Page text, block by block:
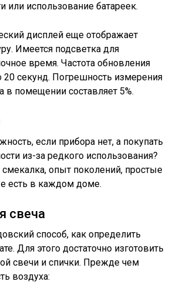
или использование батареек.
дисплей еще отображает
Имеется подсветка для
время. Частота обновления
20 секунд. Погрешность измерения
в помещении составляет 5%.
если прибора нет, а покупать
из-за редкого использования?
опыт поколений, простые
есть в каждом доме.
свеча
способ, как определить
Для этого достаточно изготовить
свечи и спички. Прежде чем
воздуха: